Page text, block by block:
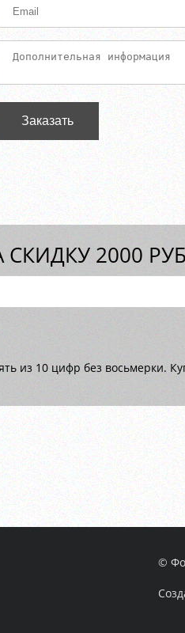
Заказать
2000
из 10 цифр без восьмерки.
©